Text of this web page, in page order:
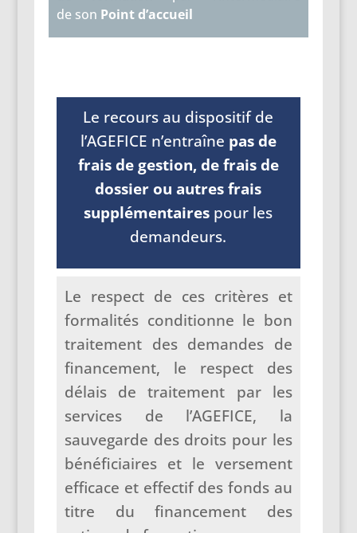
de son Point d’accueil
Le recours au dispositif de
l’AGEFICE n’entraîne pas de
frais de gestion, de frais de
dossier ou autres frais
supplémentaires pour les
demandeurs.
Le respect de ces critères et
formalités conditionne le bon
traitement des demandes de
financement, le respect des
délais de traitement par les
services de l’AGEFICE, la
sauvegarde des droits pour les
bénéficiaires et le versement
efficace et effectif des fonds au
titre du financement des